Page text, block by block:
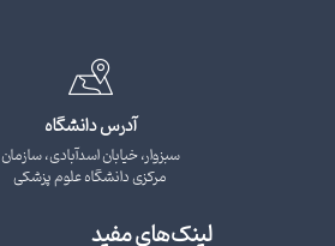
آدرس دانشگاه
سبزوار، خیابان اسدآبادی، سازمان
مرکزی دانشگاه علوم پزشکی
لینک‌های مفید